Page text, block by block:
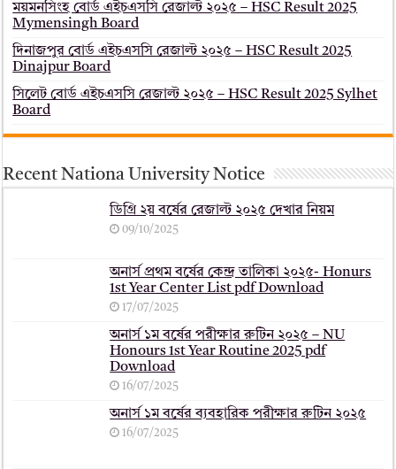
ময়মনসিংহ বোর্ড এইচএসসি রেজাল্ট ২০২৫ – HSC Result 2025
Mymensingh Board
দিনাজপুর বোর্ড এইচএসসি রেজাল্ট ২০২৫ – HSC Result 2025
Dinajpur Board
সিলেট বোর্ড এইচএসসি রেজাল্ট ২০২৫ – HSC Result 2025 Sylhet
Board
Recent Nationa University Notice
ডিগ্রি ২য় বর্ষের রেজাল্ট ২০২৫ দেখার নিয়ম
09/10/2025
অনার্স প্রথম বর্ষের কেন্দ্র তালিকা ২০২৫- Honurs
1st Year Center List pdf Download
17/07/2025
অনার্স ১ম বর্ষের পরীক্ষার রুটিন ২০২৫ – NU
Honours 1st Year Routine 2025 pdf
Download
16/07/2025
অনার্স ১ম বর্ষের ব্যবহারিক পরীক্ষার ‍রুটিন ২০২৫
16/07/2025